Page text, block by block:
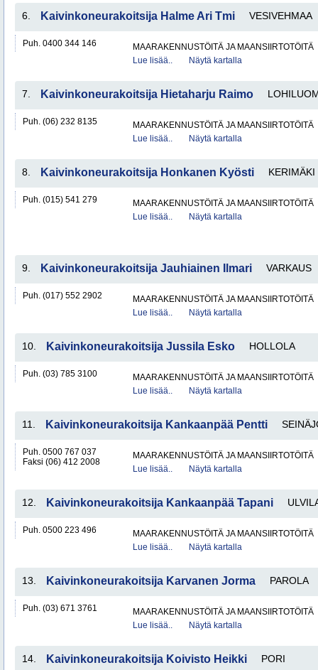
6. Kaivinkoneurakoitsija Halme Ari Tmi VESIVEHMAA
Puh. 0400 344 146
MAARAKENNUSTÖITÄ JA MAANSIIRTOTÖITÄ
Lue lisää..
Näytä kartalla
7. Kaivinkoneurakoitsija Hietaharju Raimo
Puh. (06) 232 8135
MAARAKENNUSTÖITÄ JA MAANSIIRTOTÖITÄ
Lue lisää..
Näytä kartalla
8. Kaivinkoneurakoitsija Honkanen Kyösti KERIMÄKI
Puh. (015) 541 279
MAARAKENNUSTÖITÄ JA MAANSIIRTOTÖITÄ
Lue lisää..
Näytä kartalla
9. Kaivinkoneurakoitsija Jauhiainen Ilmari VARKAUS
Puh. (017) 552 2902
MAARAKENNUSTÖITÄ JA MAANSIIRTOTÖITÄ
Lue lisää..
Näytä kartalla
10. Kaivinkoneurakoitsija Jussila Esko HOLLOLA
Puh. (03) 785 3100
MAARAKENNUSTÖITÄ JA MAANSIIRTOTÖITÄ
Lue lisää..
Näytä kartalla
11. Kaivinkoneurakoitsija Kankaanpää Pentti
Puh. 0500 767 037
Faksi (06) 412 2008
MAARAKENNUSTÖITÄ JA MAANSIIRTOTÖITÄ
Lue lisää..
Näytä kartalla
12. Kaivinkoneurakoitsija Kankaanpää Tapani
Puh. 0500 223 496
MAARAKENNUSTÖITÄ JA MAANSIIRTOTÖITÄ
Lue lisää..
Näytä kartalla
13. Kaivinkoneurakoitsija Karvanen Jorma PAROLA
Puh. (03) 671 3761
MAARAKENNUSTÖITÄ JA MAANSIIRTOTÖITÄ
Lue lisää..
Näytä kartalla
14. Kaivinkoneurakoitsija Koivisto Heikki PORI